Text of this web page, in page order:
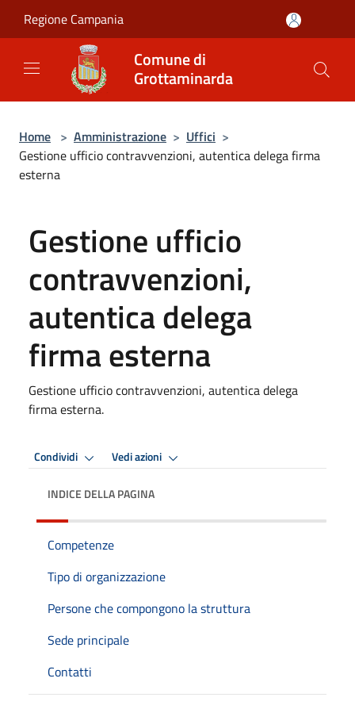
Regione Campania
Comune di
Grottaminarda
Home > Amministrazione > Uffici >
Gestione ufficio contravvenzioni, autentica delega firma
esterna
Gestione ufficio
contravvenzioni,
autentica delega
firma esterna
Gestione ufficio contravvenzioni, autentica delega
firma esterna.
Condividi Vedi azioni
INDICE DELLA PAGINA
Competenze
Tipo di organizzazione
Persone che compongono la struttura
Sede principale
Contatti